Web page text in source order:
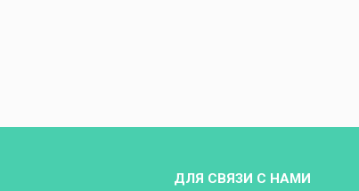
ДЛЯ СВЯЗИ С НАМИ